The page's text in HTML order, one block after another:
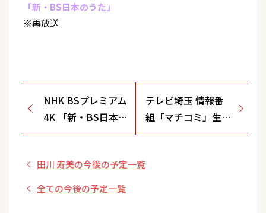
「新・BS日本のうた」
※再放送
NHK BSプレミアム
4K 「新・BS日本
のうた」再放送
テレビ埼玉 情報番
組「マチコミ」生放
送
田川 寿美の今後の予定一覧
全ての今後の予定一覧